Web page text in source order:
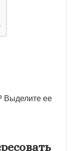
Выделите ее